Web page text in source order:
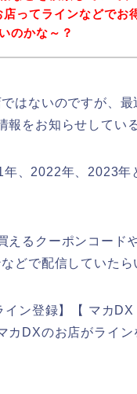
店ってラインなどでお
のかな～？
はないのですが、
をお知らせしてい
、2022年、2023
えるクーポンコード
どで配信していたら
ン登録】【 マカ
カDXのお店がライ